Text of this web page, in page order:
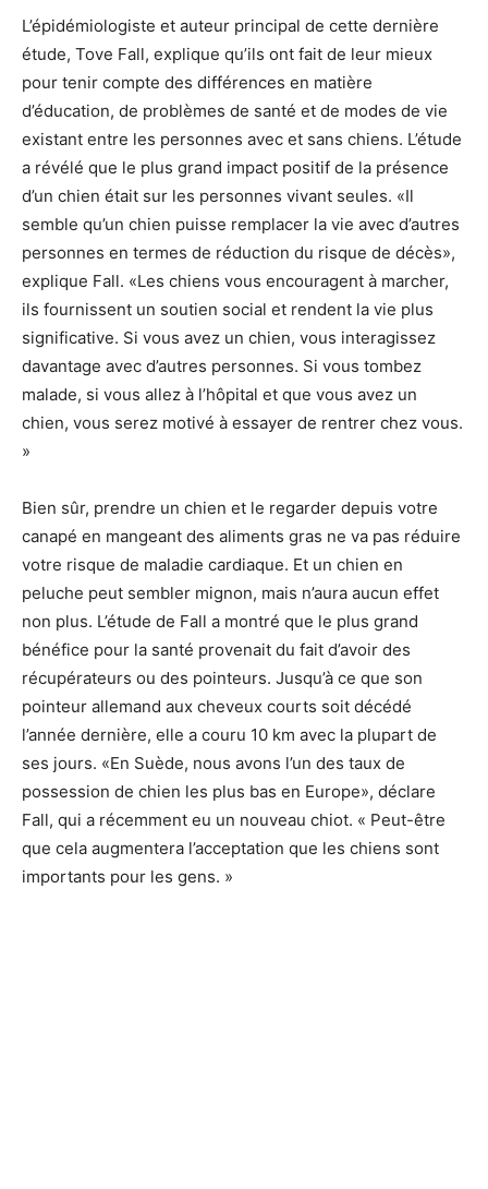
L’épidémiologiste et auteur principal de cette dernière
étude, Tove Fall, explique qu’ils ont fait de leur mieux
pour tenir compte des différences en matière
d’éducation, de problèmes de santé et de modes de vie
existant entre les personnes avec et sans chiens. L’étude
a révélé que le plus grand impact positif de la présence
d’un chien était sur les personnes vivant seules. «Il
semble qu’un chien puisse remplacer la vie avec d’autres
personnes en termes de réduction du risque de décès»,
explique Fall. «Les chiens vous encouragent à marcher,
ils fournissent un soutien social et rendent la vie plus
significative. Si vous avez un chien, vous interagissez
davantage avec d’autres personnes. Si vous tombez
malade, si vous allez à l’hôpital et que vous avez un
chien, vous serez motivé à essayer de rentrer chez vous.
»
Bien sûr, prendre un chien et le regarder depuis votre
canapé en mangeant des aliments gras ne va pas réduire
votre risque de maladie cardiaque. Et un chien en
peluche peut sembler mignon, mais n’aura aucun effet
non plus. L’étude de Fall a montré que le plus grand
bénéfice pour la santé provenait du fait d’avoir des
récupérateurs ou des pointeurs. Jusqu’à ce que son
pointeur allemand aux cheveux courts soit décédé
l’année dernière, elle a couru 10 km avec la plupart de
ses jours. «En Suède, nous avons l’un des taux de
possession de chien les plus bas en Europe», déclare
Fall, qui a récemment eu un nouveau chiot. « Peut-être
que cela augmentera l’acceptation que les chiens sont
importants pour les gens. »